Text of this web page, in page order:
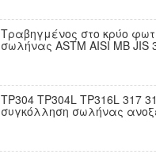
Τραβηγμένος στο κρύο
σωλήνας ASTM AISI ΜΒ JIS
TP304 TP304L TP316L 317
συγκόλληση σωλήνας
κατεργασία ύδατος,